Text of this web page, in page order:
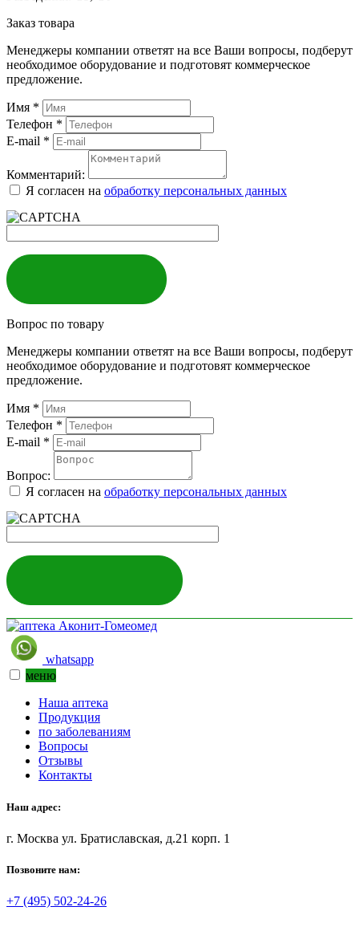
Заказ товара
Менеджеры компании ответят на все Ваши вопросы, подберут
необходимое оборудование и подготовят коммерческое
предложение.
Имя *
Телефон *
E-mail *
Комментарий:
Я согласен на обработку персональных данных
Вопрос по товару
Менеджеры компании ответят на все Ваши вопросы, подберут
необходимое оборудование и подготовят коммерческое
предложение.
Имя *
Телефон *
E-mail *
Вопрос:
Я согласен на обработку персональных данных
whatsapp
меню
Наша аптека
Продукция
по заболеваниям
Вопросы
Отзывы
Контакты
Наш адрес:
г. Москва ул. Братиславская, д.21 корп. 1
Позвоните нам:
+7 (495) 502-24-26